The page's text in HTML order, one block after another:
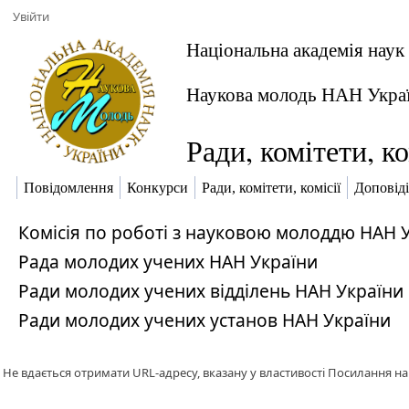
Увійти
Національна академія
Наукова молодь НАН
Ради, комітети,
Повідомлення Конкурси Ради, комітети, комісії
Комісія по роботі з науковою молоддю НАН
Рада молодих учених НАН Україн​​и
Ради молодих учених відділень НАН України
Ради молодих учених установ НАН України
Не вдається отримати URL-адресу, вказану у властивості Посилання на